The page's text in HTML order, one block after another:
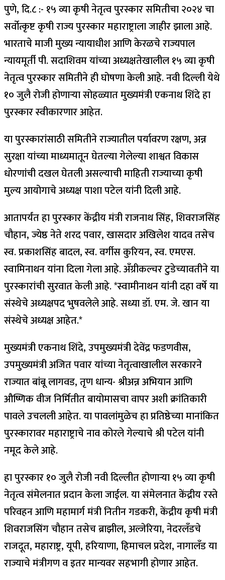
पुणे, दि.८ :- १५ व्या कृषी नेतृत्व पुरस्कार समितीचा २०२४ चा
सर्वोत्कृष्ट कृषी राज्य पुरस्कार महाराष्ट्राला जाहीर झाला आहे.
भारताचे माजी मुख्य न्यायाधीश आणि केरळचे राज्यपाल
न्यायमूर्ती पी. सदाशिवम यांच्या अध्यक्षतेखालील १५ व्या कृषी
नेतृत्व पुरस्कार समितीने ही घोषणा केली आहे. नवी दिल्ली येथे
१० जुलै रोजी होणाऱ्या सोहळ्यात मुख्यमंत्री एकनाथ शिंदे हा
पुरस्कार स्वीकारणार आहेत.
या पुरस्कारांसाठी समितीने राज्यातील पर्यावरण रक्षण, अन्न
सुरक्षा यांच्या माध्यमातून घेतल्या गेलेल्या शाश्वत विकास
धोरणांची दखल घेतली असल्याची माहिती राज्याच्या कृषी
मुल्य आयोगाचे अध्यक्ष पाशा पटेल यांनी दिली आहे.
आतापर्यंत हा पुरस्कार केंद्रीय मंत्री राजनाथ सिंह, शिवराजसिंह
चौहान, ज्येष्ठ नेते शरद पवार, खासदार अखिलेश यादव तसेच
स्व. प्रकाशसिंह बादल, स्व. वर्गीस कुरियन, स्व. एमएस.
स्वामिनाथन यांना दिला गेला आहे. अँग्रीकल्चर टुडेच्यावतीने या
पुरस्कारांची सुरवात केली आहे. *स्वामीनाथन यांनी दहा वर्षे या
संस्थेचे अध्यक्षपद भुषवलेले आहे. सध्या डॉ. एम. जे. खान या
संस्थेचे अध्यक्ष आहेत.*
मुख्यमंत्री एकनाथ शिंदे, उपमुख्यमंत्री देवेंद्र फडणवीस,
उपमुख्यमंत्री अजित पवार यांच्या नेतृत्वाखालील सरकारने
राज्यात बांबू लागवड, तृण धान्य- श्रीअन्न अभियान आणि
औष्णिक वीज निर्मितीत बायोमासचा वापर अशी क्रांतिकारी
पावले उचलली आहेत. या पावलांमुळेच हा प्रतिष्ठेच्या मानांकित
पुरस्कारावर महाराष्ट्राचे नाव कोरले गेल्याचे श्री पटेल यांनी
नमूद केले आहे.
हा पुरस्कार १० जुलै रोजी नवी दिल्लीत होणाऱ्या १५ व्या कृषी
नेतृत्व संमेलनात प्रदान केला जाईल. या संमेलनात केंद्रीय रस्ते
परिवहन आणि महामार्ग मंत्री नितीन गडकरी, केंद्रीय कृषी मंत्री
शिवराजसिंग चौहान तसेच ब्राझील, अल्जेरिया, नेदरलँडचे
राजदूत, महाराष्ट्र, यूपी, हरियाणा, हिमाचल प्रदेश, नागालँड या
राज्याचे मंत्रीगण व इतर मान्यवर सहभागी होणार आहेत.